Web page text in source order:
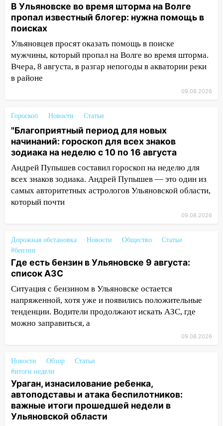
100 тысяч тонн зерна
15:17
В колледжи и техникумы
Ульяновской области подали более 10
тысяч заявлений
15:04
Фоторепортаж с улиц Ульяновска
после шторма: поваленные деревья и
затопленные улицы
Деева в Заволжье
14:26 Жители Ульяновска сами
пытаются расчистить ливнёвки, не
дождавшись коммунальщиков
14:16 Шторм продолжает ломать город:
на улице Любови Шевцовой рухнул
светофор
Студента из Ульяновска обманули
14:12 Куда жаловаться ульяновцам на
упавшее дерево или затопленную улицу
после непогоды
13:59
В Новом городе ураганным
ветром сорвало опалубку со
строящегося дома
13:54
В мэрии Ульяновска рассказали,
как устраняют последствия мощного
13:49
Стихия продолжает крушить
Ульяновск: дерево рухнуло на дом на
Орджоникидзе
13:47 На Нижней Террасе мощным
ветром вырвало дерево с корнем
В Ульяновске во время шторма на Волге
пропал известный блогер: нужна помощь в
поисках
Ульяновцев просят оказать помощь в поиске
мужчины, который пропал на Волге во время шторма.
Вчера, 8 августа, в разгар непогоды в акватории реки
в районе
09.08.2026
Гороскоп Новости Статьи
"Благоприятный период для новых
начинаний: гороскоп для всех знаков
зодиака на неделю с 10 по 16 августа
Андрей Пупышев составил гороскоп на неделю для
всех знаков зодиака. Андрей Пупышев — это один из
самых авторитетных астрологов Ульяновской области,
который почти
09.08.2026
Дорожная обстановка Новости Общество
Статьи
#бензин
Где есть бензин в Ульяновске 9 августа:
список АЗС
Ситуация с бензином в Ульяновске остается
напряженной, хотя уже и появились положительные
тенденции. Водители продолжают искать АЗС, где
можно заправиться, а
09.08.2026
Новости Обзор
Статьи
#итоги недели
Ураган, изнасилование ребенка,
автоподставы и атака беспилотников:
важные итоги прошедшей недели в
Ульяновской области